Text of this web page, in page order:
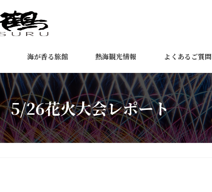
海が香る旅館 熱海観光情報 よくあるご質問
5/26花火大会レポート